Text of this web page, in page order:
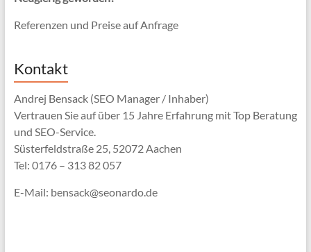
Referenzen und Preise auf Anfrage
Kontakt
Andrej Bensack (SEO Manager / Inhaber)
Vertrauen Sie auf über 15 Jahre Erfahrung mit Top Beratung
und SEO-Service.
Süsterfeldstraße 25, 52072 Aachen
Tel: 0176 – 313 82 057
E-Mail: bensack@seonardo.de